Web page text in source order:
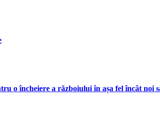
o încheiere a războiului în așa fel încât noi